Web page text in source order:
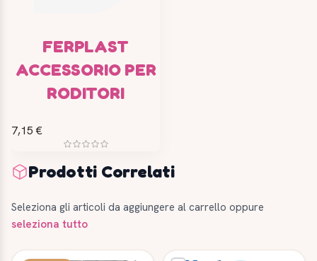
FERPLAST
ACCESSORIO PER
RODITORI
7,15 €
Prodotti Correlati
Seleziona gli articoli da aggiungere al carrello oppure
seleziona tutto